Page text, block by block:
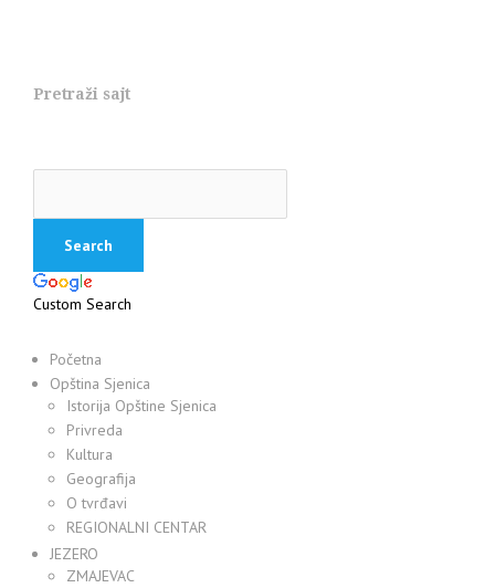
Pretraži sajt
Custom Search
Početna
Opština Sjenica
Istorija Opštine Sjenica
Privreda
Kultura
Geografija
O tvrđavi
REGIONALNI CENTAR
JEZERO
ZMAJEVAC